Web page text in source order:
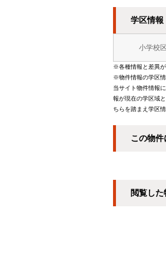
学区情報
小学校区
※各種情報と差異
※物件情報の学区
当サイト物件情報
報が現在の学区域
ちらを踏まえ学区
この物件
閲覧し